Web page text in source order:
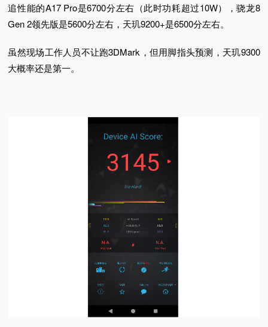
追性能的A17 Pro是6700分左右（此时功耗超过10W），骁龙8
Gen 2领先版是5600分左右，天玑9200+是6500分左右。
虽然现场工作人员不让跑3DMark，但用脚指头预测，天玑9300
大概率还是第一。